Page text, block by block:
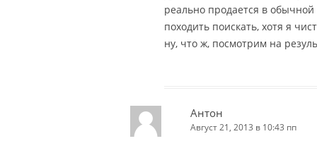
реально продается в
походить поискать, хотя я
ну, что ж, посмотрим на
Антон
Август 21, 2013 в 10:43 пп